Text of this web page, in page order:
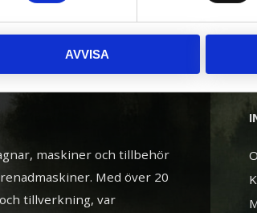
AVVISA
maskiner och tillbehör
Med över 20
tillverkning, var